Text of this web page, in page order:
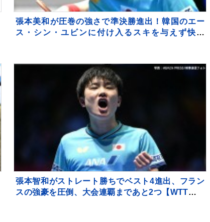
張本美和が圧巻の強さで準決勝進出！韓国のエー
ス・シン・ユビンに付け入るスキを与えず快勝
張本智和がストレート勝ちでベスト4進出、フラン
スの強豪を圧倒、大会連覇まであと2つ【WTTチャ